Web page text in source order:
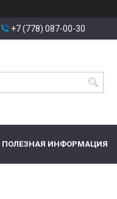
+7 (778) 087-00-30
ПОЛЕЗНАЯ ИНФОРМАЦИЯ